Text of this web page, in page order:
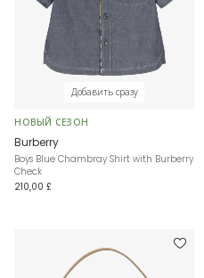
Добавить сразу
НОВЫЙ СЕЗОН
Burberry
Boys Blue Chambray Shirt with Burberry
Check
210,00 £